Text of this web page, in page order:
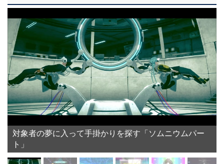
対象者の夢に入って手掛かりを探す「ソムニウムパー
ト」